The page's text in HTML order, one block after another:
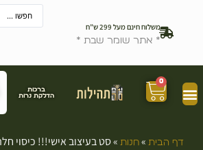
משלוח חינם מעל 299 ש”ח
* אתר שומר שבת *
ברכות
הדלקת נרות
0
דף הבית »חנות »סט בעיצוב אישי!!! כיסוי